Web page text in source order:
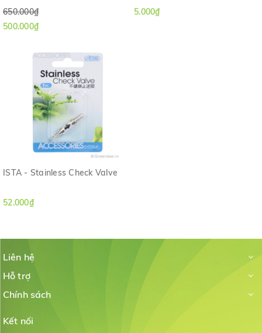
650.000₫
500.000₫
5.000₫
ISTA - Stainless Check Valve
52.000₫
Liên hệ
Hỗ trợ
Chính sách
Kết nối